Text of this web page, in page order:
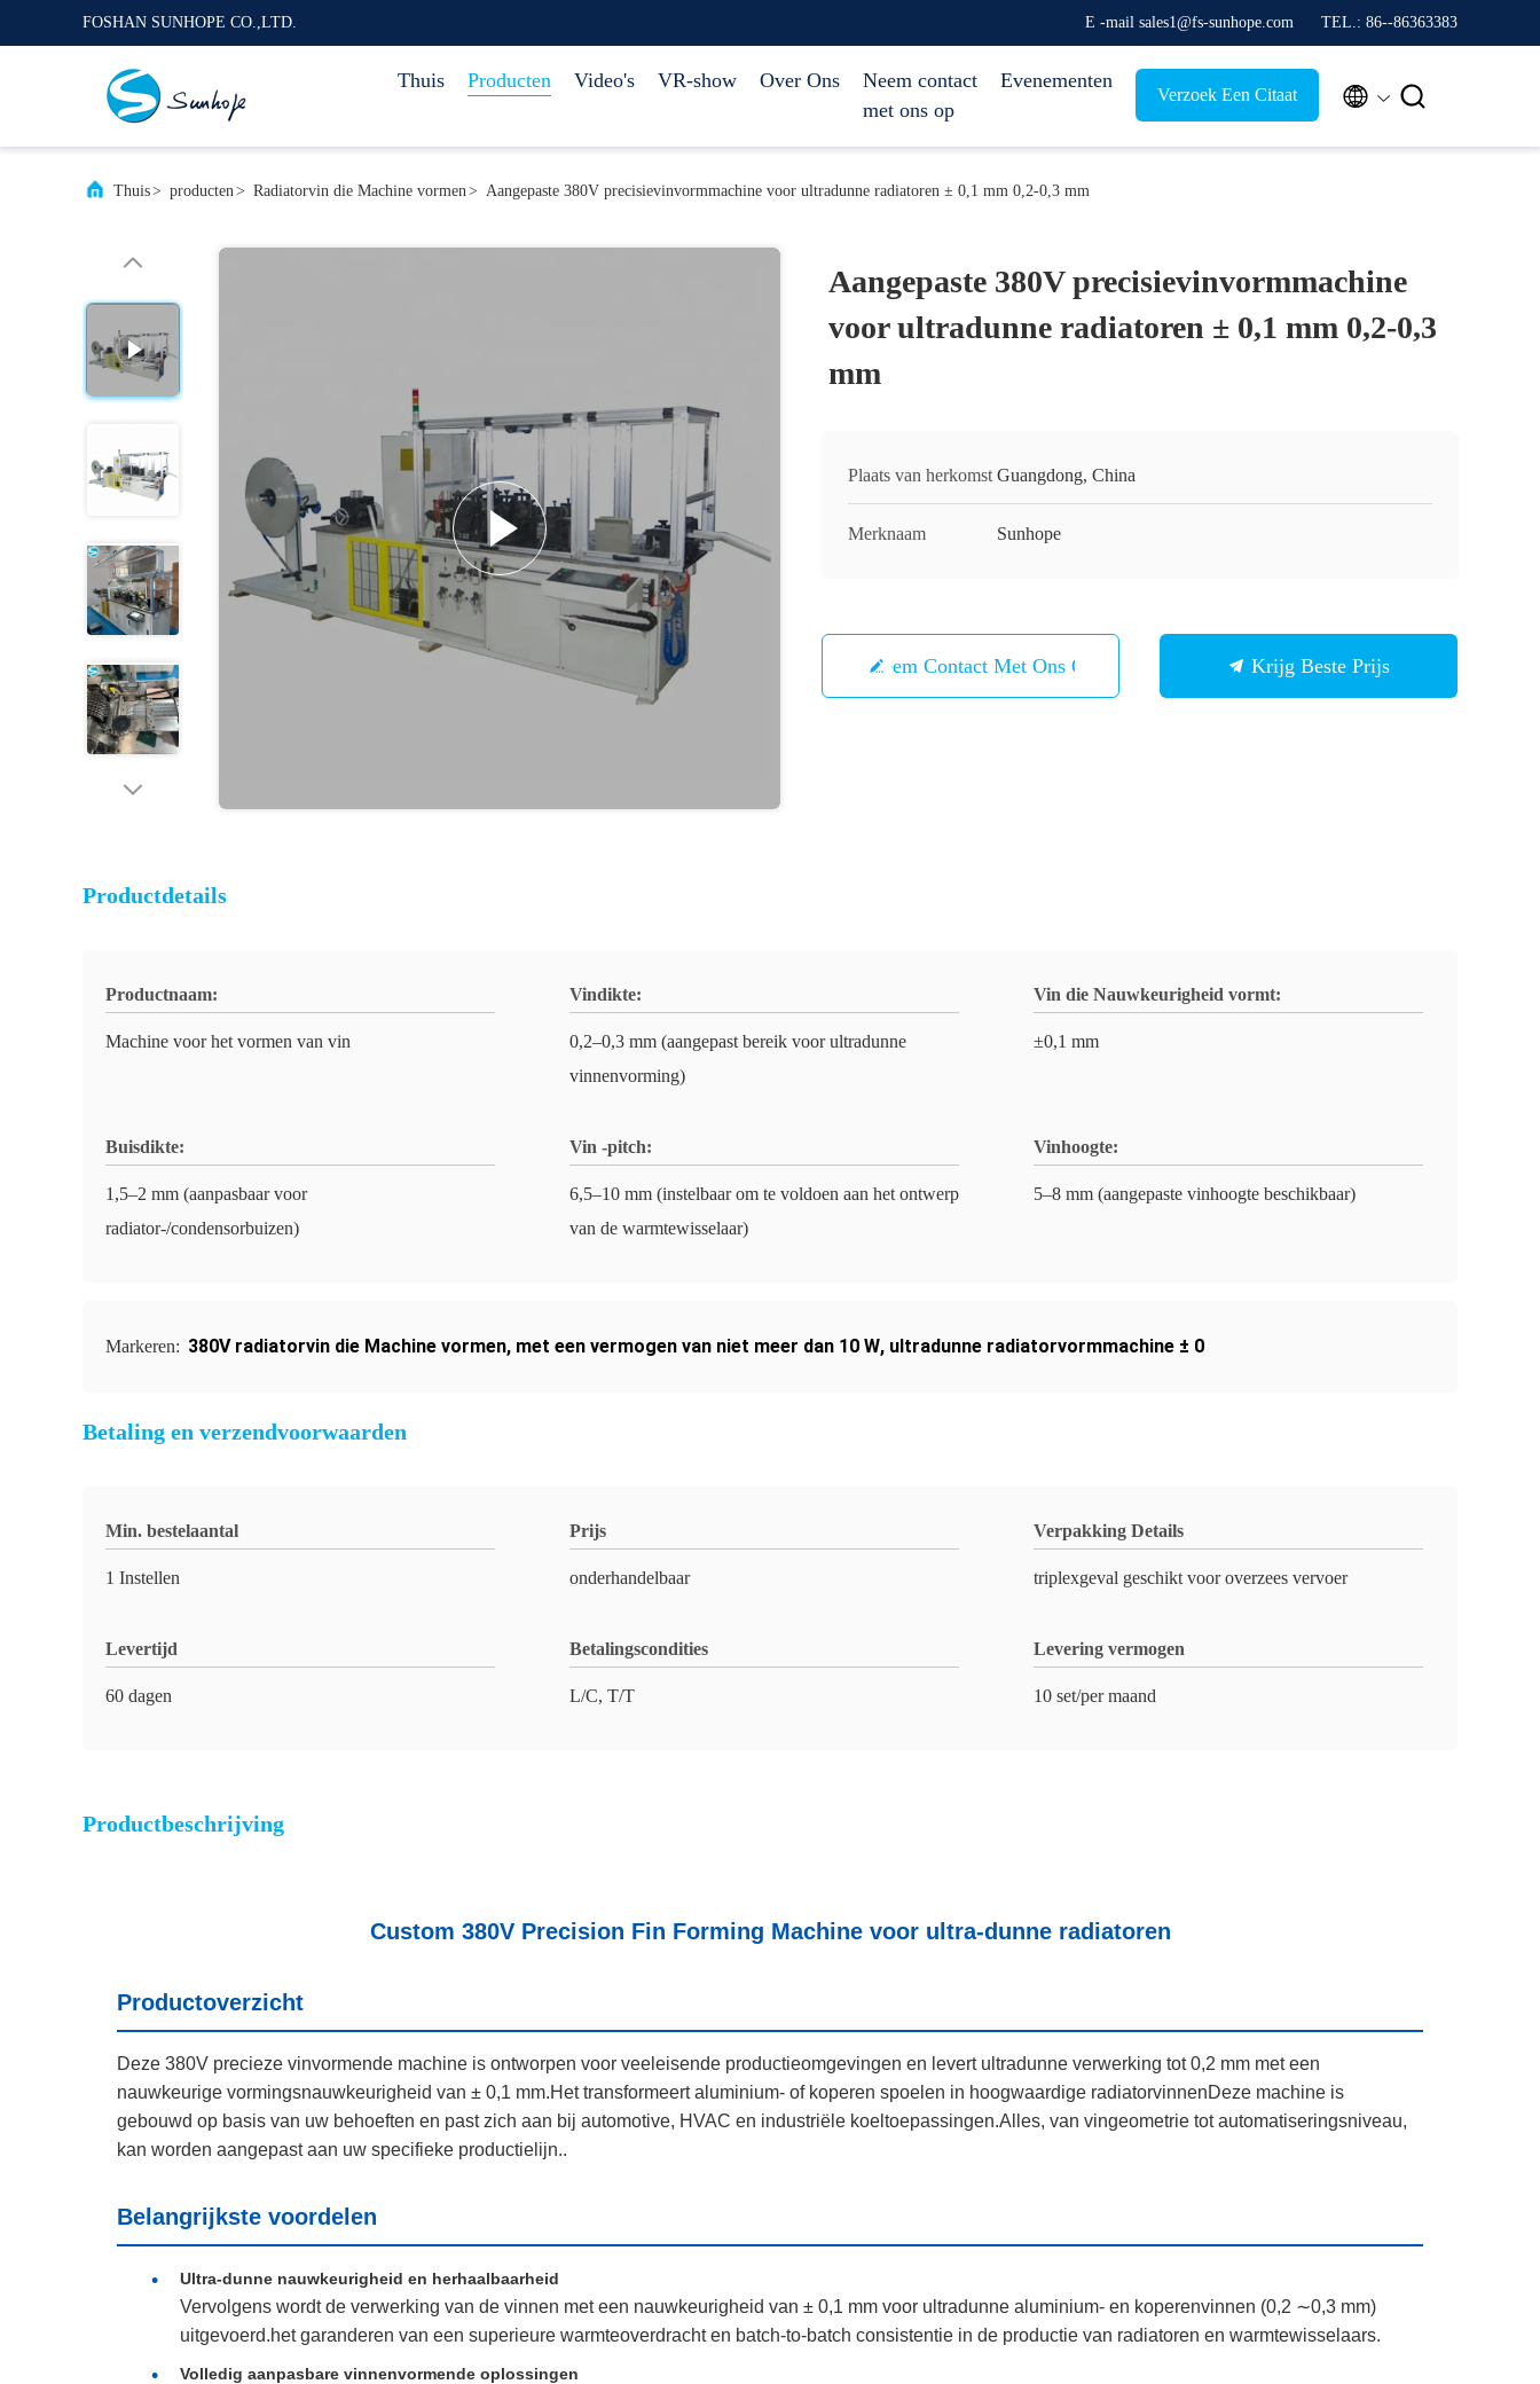
FOSHAN SUNHOPE CO.,LTD. E -mail sales1@fs-sunhope.com TEL.: 86--86363383
Thuis Producten Video's VR-show Over Ons
Neem contact
met ons op
Evenementen
Verzoek Een Citaat  
Thuis> producten> Radiatorvin die Machine vormen> Aangepaste 380V precisievinvormmachine voor ultradunne radiatoren ± 0,1 mm 0,2-0,3 mm
Aangepaste 380V precisievinvormmachine
voor ultradunne radiatoren ± 0,1 mm 0,2-0,3
mm
Plaats van herkomst Guangdong, China
Merknaam Sunhope
Neem Contact Met Ons Op Krijg Beste Prijs
Productdetails
Productnaam:
Machine voor het vormen van vin
Vindikte:
0,2–0,3 mm (aangepast bereik voor ultradunne
vinnenvorming)
Vin die Nauwkeurigheid vormt:
±0,1 mm
Buisdikte:
1,5–2 mm (aanpasbaar voor
radiator-/condensorbuizen)
Vin -pitch:
6,5–10 mm (instelbaar om te voldoen aan het ontwerp
van de warmtewisselaar)
Vinhoogte:
5–8 mm (aangepaste vinhoogte beschikbaar)
Markeren: 380V radiatorvin die Machine vormen, met een vermogen van niet meer dan 10 W, ultradunne radiatorvormmachine ± 0
Betaling en verzendvoorwaarden
Min. bestelaantal
1 Instellen
Prijs
onderhandelbaar
Verpakking Details
triplexgeval geschikt voor overzees vervoer
Levertijd
60 dagen
Betalingscondities
L/C, T/T
Levering vermogen
10 set/per maand
Productbeschrijving
Custom 380V Precision Fin Forming Machine voor ultra-dunne radiatoren
Productoverzicht
Deze 380V precieze vinvormende machine is ontworpen voor veeleisende productieomgevingen en levert ultradunne verwerking tot 0,2 mm met een
nauwkeurige vormingsnauwkeurigheid van ± 0,1 mm.Het transformeert aluminium- of koperen spoelen in hoogwaardige radiatorvinnenDeze machine is
gebouwd op basis van uw behoeften en past zich aan bij automotive, HVAC en industriële koeltoepassingen.Alles, van vingeometrie tot automatiseringsniveau,
kan worden aangepast aan uw specifieke productielijn..
Belangrijkste voordelen
Ultra-dunne nauwkeurigheid en herhaalbaarheid
Vervolgens wordt de verwerking van de vinnen met een nauwkeurigheid van ± 0,1 mm voor ultradunne aluminium- en koperenvinnen (0,2 ∼0,3 mm)
uitgevoerd.het garanderen van een superieure warmteoverdracht en batch-to-batch consistentie in de productie van radiatoren en warmtewisselaars.
Volledig aanpasbare vinnenvormende oplossingen